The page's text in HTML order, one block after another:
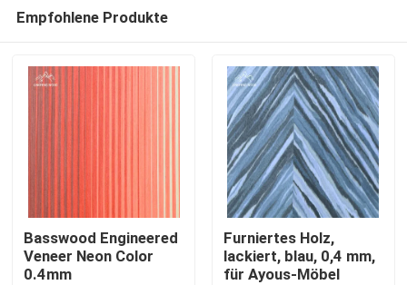
Empfohlene Produkte
Basswood Engineered
Veneer Neon Color
0.4mm
Furniertes Holz,
lackiert, blau, 0,4 mm,
für Ayous-Möbel